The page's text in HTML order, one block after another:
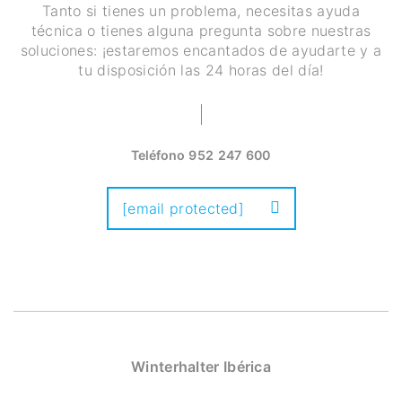
Tanto si tienes un problema, necesitas ayuda
técnica o tienes alguna pregunta sobre nuestras
soluciones: ¡estaremos encantados de ayudarte y a
tu disposición las 24 horas del día!
Teléfono 952 247 600
[email protected]
Winterhalter Ibérica